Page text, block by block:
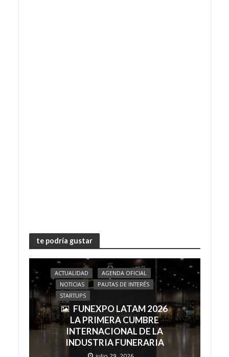
te podría gustar
ACTUALIDAD
AGENDA OFICIAL
NOTICIAS
PAUTAS DE INTERÉS
STARTUPS
FUNEXPO LATAM 2026
LA PRIMERA CUMBRE
INTERNACIONAL DE LA
INDUSTRIA FUNERARIA